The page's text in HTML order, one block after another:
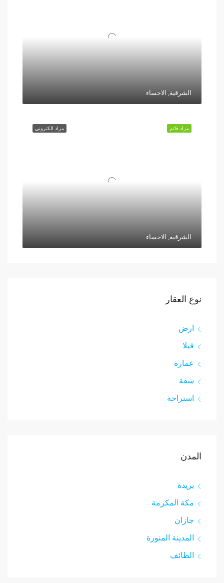
الشرقية, الاحساء
مزاد الكتروني مزاد قائم
الشرقية, الاحساء
نوع العقار
ارض
فيلا
عمارة
شقة
استراحة
المدن
بريدة
مكة المكرمة
جازان
المدينة المنورة
الطائف